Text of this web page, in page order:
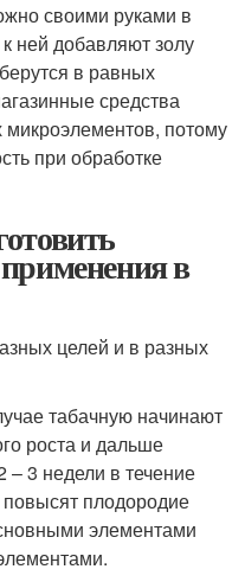
своими руками в
ней добавляют золу
в равных
средства
потому
при обработке
в
целей и в разных
табачную начинают
роста и дальше
3 недели в течение
повысят плодородие
элементами